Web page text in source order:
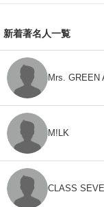
新着著名人一覧
Mrs. GREEN
M!LK
CLASS